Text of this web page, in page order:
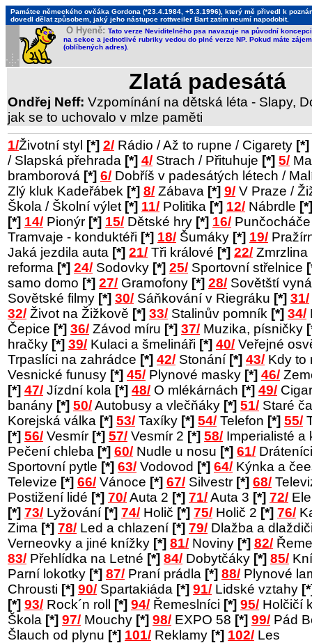
Památce německého ovčáka Gordona (*23.4.1984, +5.3.1996), který mě přivedl k
dovedl dělat způsobem, jaký jeho nástupce rottweiler Bart zatím neumí napodobit.
O Hyeně: Tato verze Neviditelného psa navazuje na původní
na sekce a jednotlivé rubriky vedou do plné verze NP. Pokud máte
(oblíbených adres).
Zlatá padesátá
Ondřej Neff: Vzpomínání na dětská léta - Slapy,
jak se to uchovalo v mlze paměti
1/Životní styl [*] 2/ Rádio / Až to rupne / Cigarety [*]
/ Slapská přehrada [*] 4/ Strach / Přituhuje [*] 5/
bramborová [*] 6/ Dobříš v padesátých létech /
Zlý kluk Kadeřábek [*] 8/ Zábava [*] 9/ V Praze /
Škola / Školní výlet [*] 11/ Politika [*] 12/ Nábrdle [*]
[*] 14/ Pionýr [*] 15/ Dětské hry [*] 16/
Tramvaje - konduktéři [*] 18/ Šumáky [*] 19/
Jaká jezdila auta [*] 21/ Tři králové [*] 22/ Zmrzlina
reforma [*] 24/ Sodovky [*] 25/ Sportovní střelnice
samo domo [*] 27/ Gramofony [*] 28/ Sovětští
Sovětské filmy [*] 30/ Sáňkování v Riegráku [*] 31/
32/ Život na Žižkově [*] 33/ Stalinův pomník [*] 34/
Čepice [*] 36/ Závod míru [*] 37/ Muzika, písničky
hračky [*] 39/ Kulaci a šmelináři [*] 40/ Veřejné
Trpaslíci na zahrádce [*] 42/ Stonání [*] 43/ Kdy to
Vesnické funusy [*] 45/ Plynové masky [*] 46/
[*] 47/ Jízdní kola [*] 48/ O mlékárnách [*] 49/
banány [*] 50/Autobusy a vlečňáky [*] 51/ Staré
Korejská válka [*] 53/ Taxíky [*] 54/ Telefon [*] 55/
[*] 56/ Vesmír [*] 57/ Vesmír 2 [*] 58/ Imperialisté a
Pečení chleba [*] 60/ Nudle u nosu [*] 61/
Sportovní pytle [*] 63/ Vodovod [*] 64/ Kýnka a
Televize [*] 66/ Vánoce [*] 67/ Silvestr [*] 68/
Postižení lidé [*] 70/Auta 2 [*] 71/Auta 3 [*] 72/
[*] 73/ Lyžování [*] 74/ Holič [*] 75/ Holič 2 [*] 76/
Zima [*] 78/ Led a chlazení [*] 79/ Dlažba a
Verneovky a jiné knížky [*] 81/ Noviny [*] 82/
83/ Přehlídka na Letné [*] 84/ Dobytčáky [*] 85/
Parní lokotky [*] 87/ Praní prádla [*] 88/ Plynové
Chrousti [*] 90/ Spartakiáda [*] 91/ Lidské vztahy
[*] 93/ Rock´n roll [*] 94/ Řemeslníci [*] 95/ Holčičí
Škola [*] 97/ Mouchy [*] 98/ EXPO 58 [*] 99/ Pád
Šlauch od plynu [*] 101/ Reklamy [*] 102/ Les